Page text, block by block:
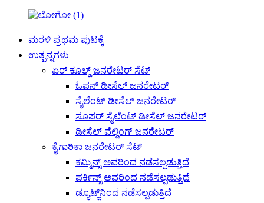
ಮರಳಿ ಪ್ರಥಮ ಪುಟಕ್ಕೆ
ಉತ್ಪನ್ನಗಳು
ಏರ್ ಕೂಲ್ಡ್ ಜನರೇಟರ್ ಸೆಟ್
ಓಪನ್ ಡೀಸೆಲ್ ಜನರೇಟರ್
ಸೈಲೆಂಟ್ ಡೀಸೆಲ್ ಜನರೇಟರ್
ಸೂಪರ್ ಸೈಲೆಂಟ್ ಡೀಸೆಲ್ ಜನರೇಟರ್
ಡೀಸೆಲ್ ವೆಲ್ಡಿಂಗ್ ಜನರೇಟರ್
ಕೈಗಾರಿಕಾ ಜನರೇಟರ್ ಸೆಟ್
ಕಮ್ಮಿನ್ಸ್ ಅವರಿಂದ ನಡೆಸಲ್ಪಡುತ್ತಿದೆ
ಪರ್ಕಿನ್ಸ್ ಅವರಿಂದ ನಡೆಸಲ್ಪಡುತ್ತಿದೆ
ಡ್ಯೂಟ್ಜ್‌ನಿಂದ ನಡೆಸಲ್ಪಡುತ್ತಿದೆ